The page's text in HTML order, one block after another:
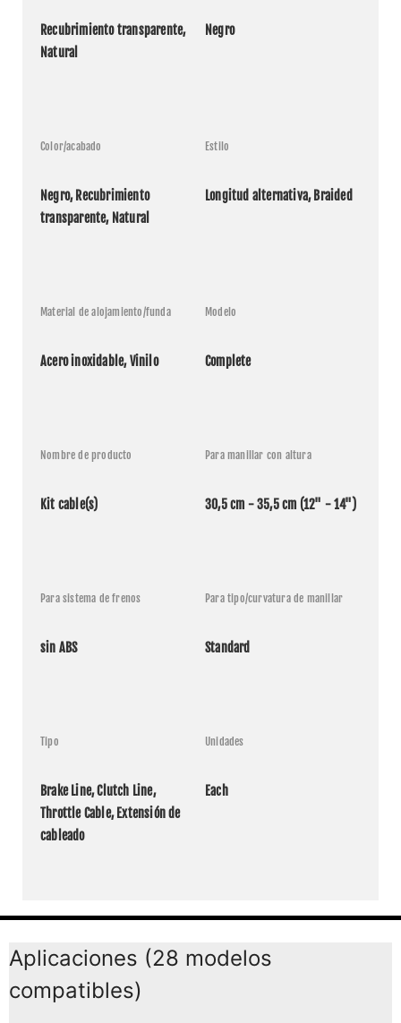
Recubrimiento transparente,
Natural
Negro
Color/acabado
Negro, Recubrimiento
transparente, Natural
Estilo
Longitud alternativa, Braided
Material de alojamiento/funda
Acero inoxidable, Vinilo
Modelo
Complete
Nombre de producto
Kit cable(s)
Para manillar con altura
30,5 cm - 35,5 cm (12" - 14")
Para sistema de frenos
sin ABS
Para tipo/curvatura de manillar
Standard
Tipo
Brake Line, Clutch Line,
Throttle Cable, Extensión de
cableado
Unidades
Each
Aplicaciones (28 modelos
compatibles)